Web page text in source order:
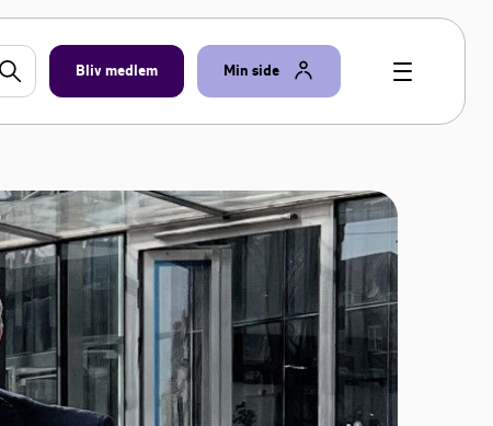
Bliv medlem Min side